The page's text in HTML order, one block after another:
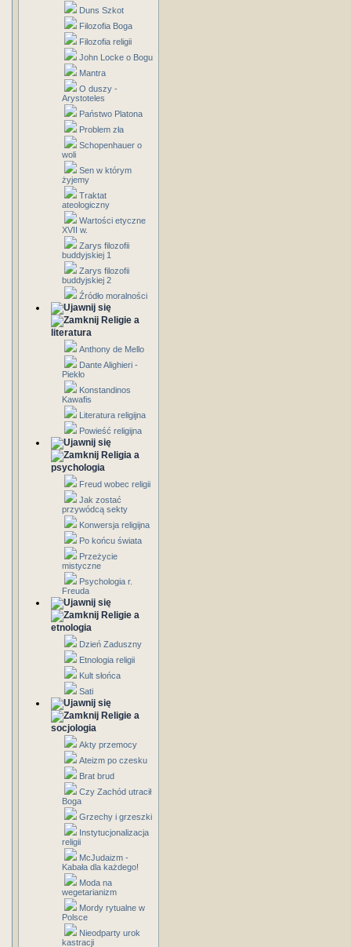
Duns Szkot
Filozofia Boga
Filozofia religii
John Locke o Bogu
Mantra
O duszy -
Arystoteles
Państwo Platona
Problem zła
Schopenhauer o
woli
Sen w którym
żyjemy
Traktat
ateologiczny
Wartości etyczne
XVII w.
Zarys filozofii
buddyjskiej 1
Zarys filozofii
buddyjskiej 2
Źródło moralności
Religie a
literatura
Anthony de Mello
Dante Alighieri -
Piekło
Konstandinos
Kawafis
Literatura religijna
Powieść religijna
Religia a
psychologia
Freud wobec religii
Jak zostać
przywódcą sekty
Konwersja religijna
Po końcu świata
Przeżycie
mistyczne
Psychologia r.
Freuda
Religie a
etnologia
Dzień Zaduszny
Etnologia religii
Kult słońca
Sati
Religie a
socjologia
Akty przemocy
Ateizm po czesku
Brat brud
Czy Zachód utracił
Boga
Grzechy i grzeszki
Instytucjonalizacja
religii
McJudaizm -
Kabała dla każdego!
Moda na
wegetarianizm
Mordy rytualne w
Polsce
Nieodparty urok
kastracji